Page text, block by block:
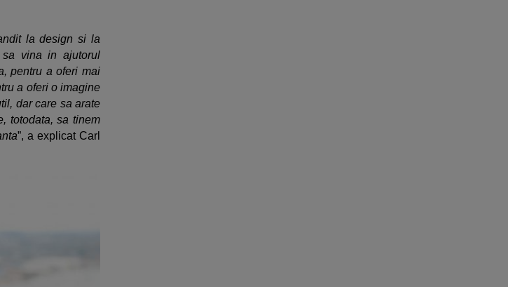
la design si la
sa vina in ajutorul
pentru a oferi mai
a oferi o imagine
dar care sa arate
totodata, sa tinem
”, a explicat Carl